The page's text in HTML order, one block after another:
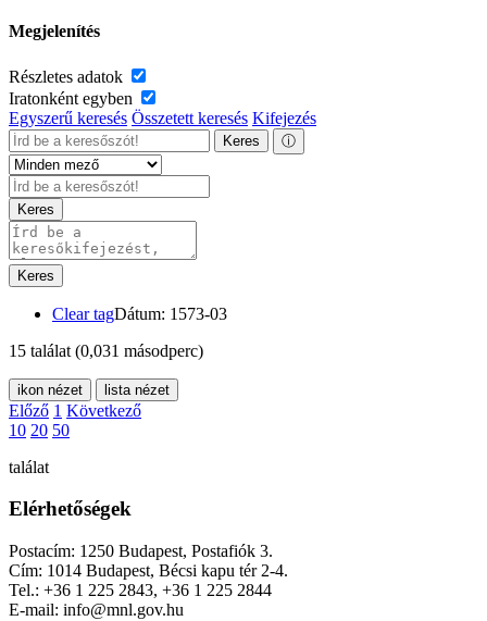
Megjelenítés
Részletes adatok
Iratonként egyben
Egyszerű keresés Összetett keresés Kifejezés
Keres ⓘ
Keres
Keres
Clear tagDátum: 1573-03
15 találat (0,031 másodperc)
ikon nézet lista nézet
Előző 1 Következő
10 20 50
találat
Elérhetőségek
Postacím: 1250 Budapest, Postafiók 3.
Cím: 1014 Budapest, Bécsi kapu tér 2-4.
Tel.: +36 1 225 2843, +36 1 225 2844
E-mail: info@mnl.gov.hu